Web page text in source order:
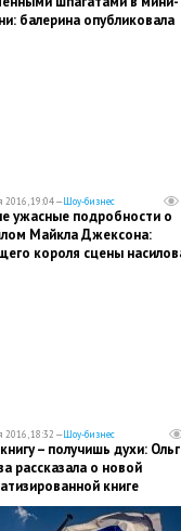
балерина опубликовала
2016, 19:04 —Шоу-бизнес
ужасные подробности о
Майкла Джексона:
короля сцены
2016, 18:32 —Шоу-бизнес
– получишь духи:
рассказала о новой
книге